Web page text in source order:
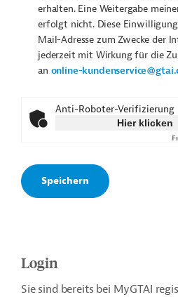
erhalten. Eine Weitergabe
erfolgt nicht. Diese
Mail-Adresse zum Zwecke der
jederzeit mit Wirkung für die
an online-
Anti-Roboter-Verifizierung
Hier klicken
Login
Sie sind bereits bei MyGTAI